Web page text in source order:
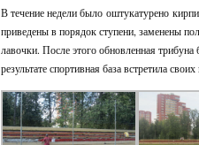
В течение недели было оштукатурено
приведены в порядок ступени, заменены
лавочки. После этого обновленная
результате спортивная база встретила